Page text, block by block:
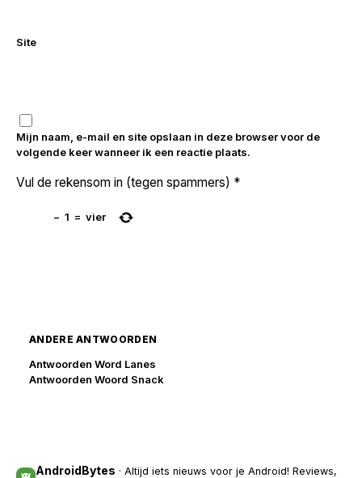
Site
Mijn naam, e-mail en site opslaan in deze browser voor de
volgende keer wanneer ik een reactie plaats.
Vul de rekensom in (tegen spammers) *
− 1 = vier
ANDERE ANTWOORDEN
Antwoorden Word Lanes
Antwoorden Woord Snack
AndroidBytes · Altijd iets nieuws voor je Android! Reviews,